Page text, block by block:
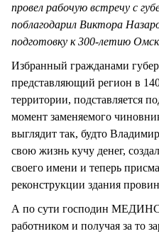
провел рабочую встречу с
поблагодарил Виктора
подготовку к 300-летию
Избранный гражданами
представляющий регион в
территории, подставляется
момент заменяемого
выглядит так, будто
свою жизнь кучу денег,
своего имени и теперь
реконструкции здания
А по сути господин
работником и получая за то